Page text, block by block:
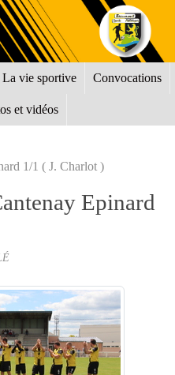
La vie sportive Convocations
et vidéos
1/1 ( J. Charlot )
Epinard